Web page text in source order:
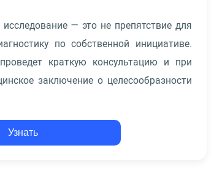
— это не препятствие для
по собственной инициативе.
краткую консультацию и при
заключение о целесообразности
Узнать